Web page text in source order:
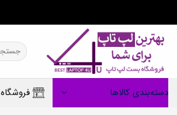
content
جستجو
برای:
دسته‌بندی کالاها فروشگاه BESTLAPTOP4U